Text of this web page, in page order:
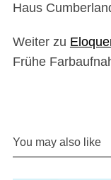
Haus
Weiter zu
Frühe
You may also like